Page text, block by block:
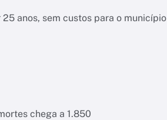
anos, sem custos para o município
chega a 1.850